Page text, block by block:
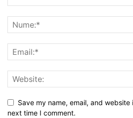
Save my name, email, and
next time I comment.